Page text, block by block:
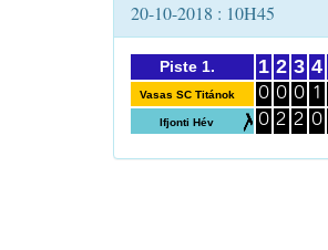
20-10-2018 : 10H45
Piste 1.
Vasas SC Titánok
Ifjonti Hév
1
0
0
2
0
2
3
0
2
4
1
0